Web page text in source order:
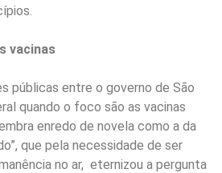
vacinas
públicas entre o governo de São
quando o foco são as vacinas
enredo de novela como a da
que pela necessidade de ser
no ar, eternizou a pergunta